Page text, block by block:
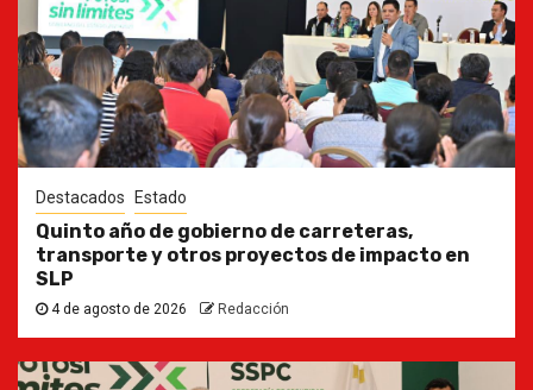
Destacados Estado
Quinto año de gobierno de carreteras,
transporte y otros proyectos de impacto en
SLP
4 de agosto de 2026 Redacción